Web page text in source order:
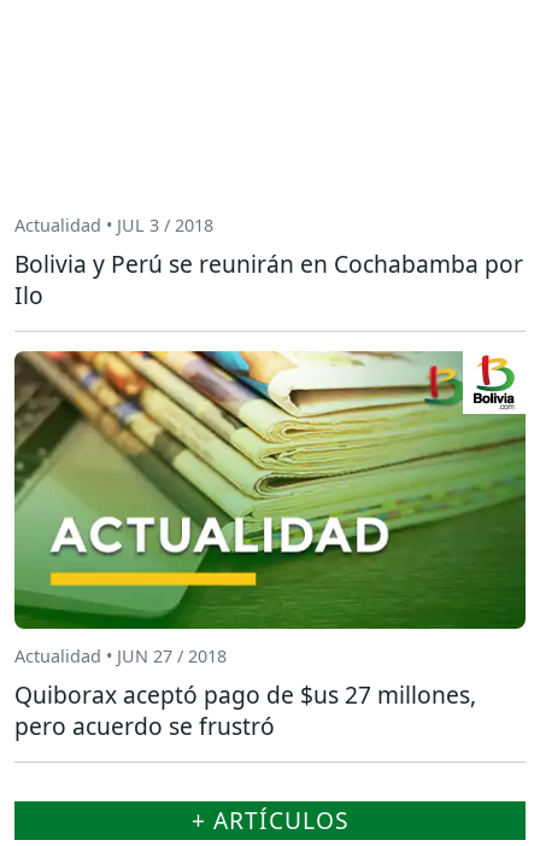
Actualidad • JUL 3 / 2018
Bolivia y Perú se reunirán en Cochabamba por
Ilo
Actualidad • JUN 27 / 2018
Quiborax aceptó pago de $us 27 millones,
pero acuerdo se frustró
+ ARTÍCULOS